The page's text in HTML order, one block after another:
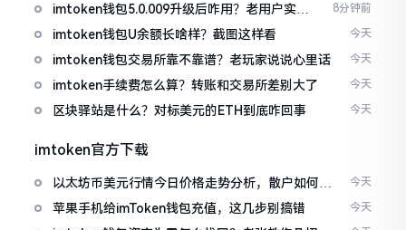
imtoken钱包5.0.009升级后咋用？老用户实测
分享
8分钟前
imtoken钱包U余额长啥样？截图这样看 今天
imtoken钱包交易所靠不靠谱？老玩家说说心里话 今天
imtoken手续费怎么算？转账和交易所差别大了 今天
区块驿站是什么？对标美元的ETH到底咋回事 今天
imtoken官方下载
以太坊币美元行情今日价格走势分析，散户如何避
免追涨杀跌被套牢
今天
苹果手机给imToken钱包充值，这几步别搞错 今天